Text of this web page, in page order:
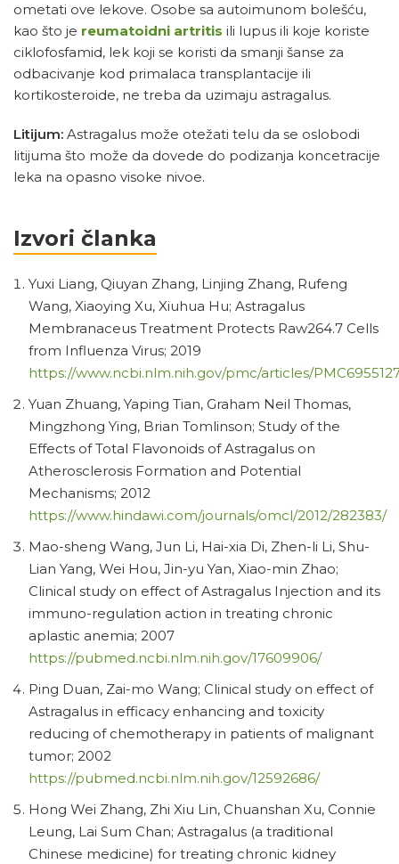
ometati ove lekove. Osobe sa autoimunom bolešću,
kao što je reumatoidni artritis ili lupus ili koje koriste
ciklofosfamid, lek koji se koristi da smanji šanse za
odbacivanje kod primalaca transplantacije ili
kortikosteroide, ne treba da uzimaju astragalus.
Litijum: Astragalus može otežati telu da se oslobodi
litijuma što može da dovede do podizanja koncetracije
leka na opasno visoke nivoe.
Izvori članka
Yuxi Liang, Qiuyan Zhang, Linjing Zhang, Rufeng
Wang, Xiaoying Xu, Xiuhua Hu; Astragalus
Membranaceus Treatment Protects Raw264.7 Cells
from Influenza Virus; 2019
https://www.ncbi.nlm.nih.gov/pmc/articles/
Yuan Zhuang, Yaping Tian, Graham Neil Thomas,
Mingzhong Ying, Brian Tomlinson; Study of the
Effects of Total Flavonoids of Astragalus on
Atherosclerosis Formation and Potential
Mechanisms; 2012
https://www.hindawi.com/journals/omcl/2012/282383/
Mao-sheng Wang, Jun Li, Hai-xia Di, Zhen-li Li, Shu-
Lian Yang, Wei Hou, Jin-yu Yan, Xiao-min Zhao;
Clinical study on effect of Astragalus Injection and its
immuno-regulation action in treating chronic
aplastic anemia; 2007
https://pubmed.ncbi.nlm.nih.gov/17609906/
Ping Duan, Zai-mo Wang; Clinical study on effect of
Astragalus in efficacy enhancing and toxicity
reducing of chemotherapy in patients of malignant
tumor; 2002
https://pubmed.ncbi.nlm.nih.gov/12592686/
Hong Wei Zhang, Zhi Xiu Lin, Chuanshan Xu, Connie
Leung, Lai Sum Chan; Astragalus (a traditional
Chinese medicine) for treating chronic kidney